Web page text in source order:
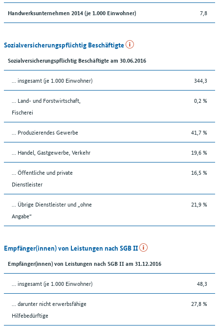
Handwerksunternehmen 2014 (je 1.000 Einwohner) 7,8
Sozialversicherungspflichtig Beschäftigte
Sozialversicherungspflichtig Beschäftigte am 30.06.2016
... insgesamt (je 1.000 Einwohner) 344,3
... Land- und Forstwirtschaft,
Fischerei
0,2 %
... Produzierendes Gewerbe 41,7 %
... Handel, Gastgewerbe, Verkehr 19,6 %
... Öffentliche und private
Dienstleister
16,5 %
... Übrige Dienstleister und „ohne
Angabe“
21,9 %
Empfänger(innen) von Leistungen nach SGB II
Empfänger(innen) von Leistungen nach SGB II am 31.12.2016
... insgesamt (je 1.000 Einwohner) 48,3
... darunter nicht erwerbsfähige
Hilfebedürftige
27,8 %